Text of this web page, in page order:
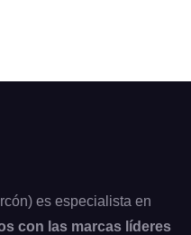
es especialista en
con las marcas líderes